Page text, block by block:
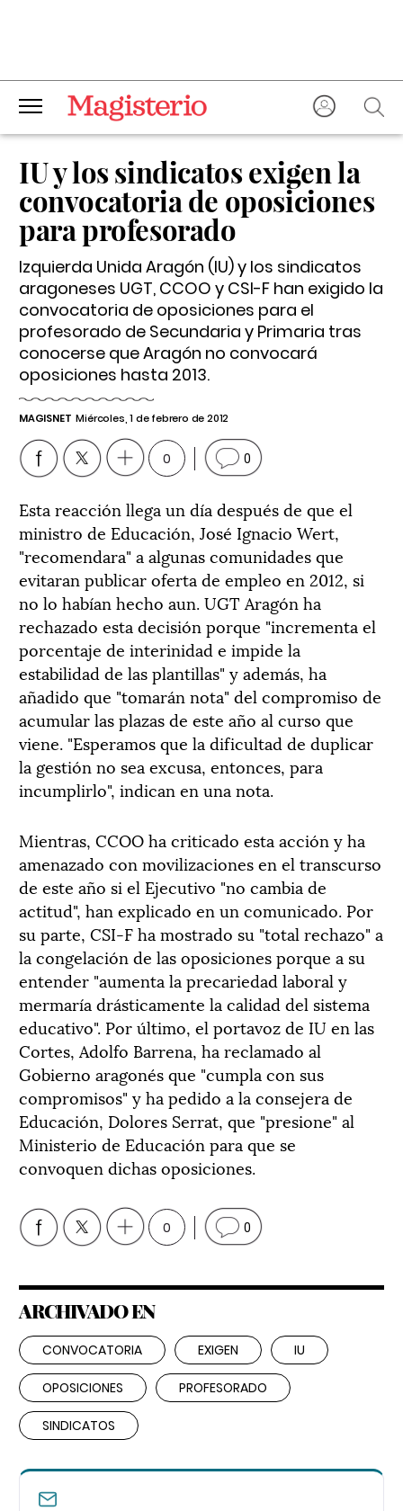
IU y los sindicatos exigen la
convocatoria de oposiciones
para profesorado
Izquierda Unida Aragón (IU) y los sindicatos
aragoneses UGT, CCOO y CSI-F han exigido la
convocatoria de oposiciones para el
profesorado de Secundaria y Primaria tras
conocerse que Aragón no convocará
oposiciones hasta 2013.
MAGISNET Miércoles, 1 de febrero de 2012
0 0
Esta reacción llega un día después de que el
ministro de Educación, José Ignacio Wert,
"recomendara" a algunas comunidades que
evitaran publicar oferta de empleo en 2012, si
no lo habían hecho aun. UGT Aragón ha
rechazado esta decisión porque "incrementa el
porcentaje de interinidad e impide la
estabilidad de las plantillas" y además, ha
añadido que "tomarán nota" del compromiso de
acumular las plazas de este año al curso que
viene. "Esperamos que la dificultad de duplicar
la gestión no sea excusa, entonces, para
incumplirlo", indican en una nota.
Mientras, CCOO ha criticado esta acción y ha
amenazado con movilizaciones en el transcurso
de este año si el Ejecutivo "no cambia de
actitud", han explicado en un comunicado. Por
su parte, CSI-F ha mostrado su "total rechazo" a
la congelación de las oposiciones porque a su
entender "aumenta la precariedad laboral y
mermaría drásticamente la calidad del sistema
educativo". Por último, el portavoz de IU en las
Cortes, Adolfo Barrena, ha reclamado al
Gobierno aragonés que "cumpla con sus
compromisos" y ha pedido a la consejera de
Educación, Dolores Serrat, que "presione" al
Ministerio de Educación para que se
convoquen dichas oposiciones.
0 0
ARCHIVADO EN
CONVOCATORIA EXIGEN IU
OPOSICIONES PROFESORADO
SINDICATOS